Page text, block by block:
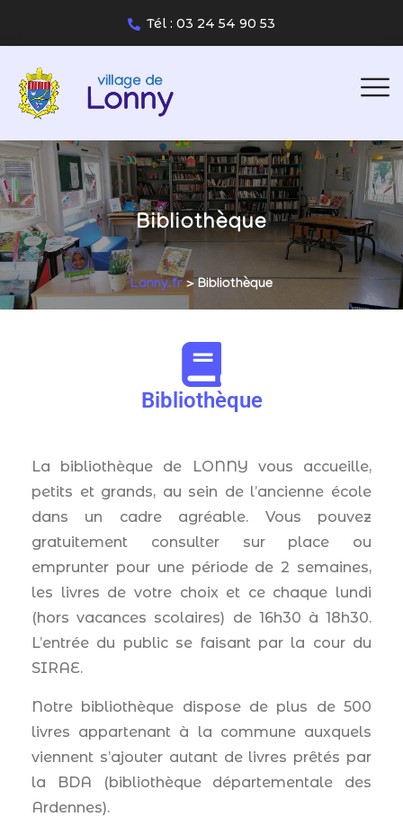
Tél : 03 24 54 90 53
Bibliothèque
Lonny.fr > Bibliothèque
Bibliothèque
La bibliothèque de LONNY vous accueille,
petits et grands, au sein de l’ancienne école
dans un cadre agréable. Vous pouvez
gratuitement consulter sur place ou
emprunter pour une période de 2 semaines,
les livres de votre choix et ce chaque lundi
(hors vacances scolaires) de 16h30 à 18h30.
L’entrée du public se faisant par la cour du
SIRAE.
Notre bibliothèque dispose de plus de 500
livres appartenant à la commune auxquels
viennent s’ajouter autant de livres prêtés par
la BDA (bibliothèque départementale des
Ardennes).